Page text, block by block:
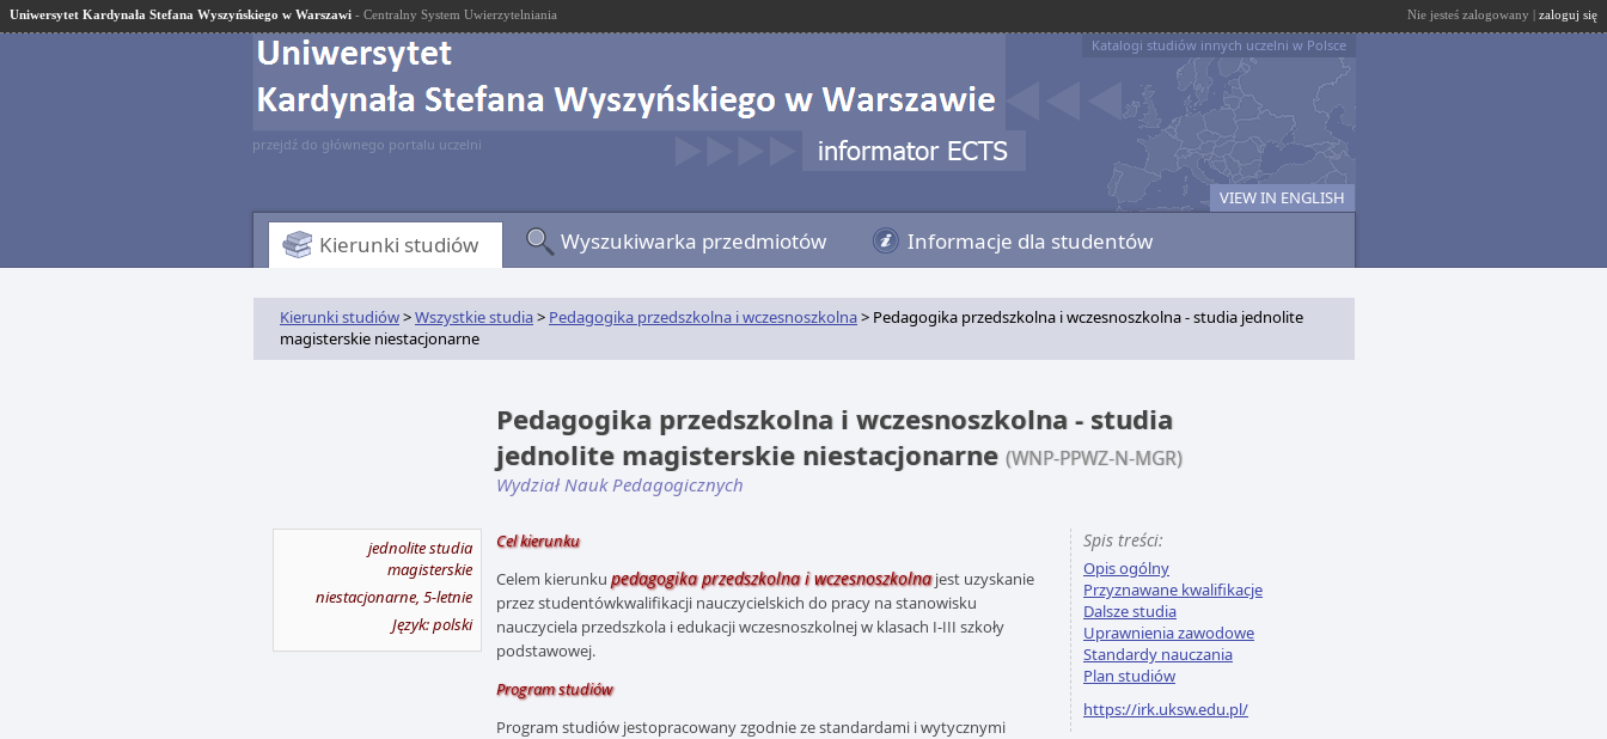
Uniwersytet Kardynała Stefana Wyszyńskiego w Warszawi - Centralny System Uwierzytelniania Nie jesteś zalogowany | zaloguj się
przejdź do głównego portalu uczelni
Katalogi studiów innych uczelni w Polsce
VIEW IN ENGLISH
Kierunki studiów Wyszukiwarka przedmiotów Informacje dla studentów
Kierunki studiów>Wszystkie studia> Pedagogika przedszkolna i wczesnoszkolna> Pedagogika przedszkolna i wczesnoszkolna - studia jednolite
magisterskie niestacjonarne
Pedagogika przedszkolna i wczesnoszkolna - studia
jednolite magisterskie niestacjonarne (WNP-PPWZ-N-MGR)
Wydział Nauk Pedagogicznych
jednolite studia
magisterskie
niestacjonarne, 5-letnie
Język: polski
Spis treści:
Opis ogólny
Przyznawane kwalifikacje
Dalsze studia
Uprawnienia zawodowe
Standardy nauczania
Plan studiów
https://irk.uksw.edu.pl/
Cel kierunku
Celem kierunku pedagogika przedszkolna i wczesnoszkolnajest uzyskanie
przez studentówkwalifikacji nauczycielskich do pracy na stanowisku
nauczyciela przedszkola i edukacji wczesnoszkolnej w klasach I-III szkoły
podstawowej.
Program studiów
Program studiów jestopracowany zgodnie ze standardami i wytycznymi